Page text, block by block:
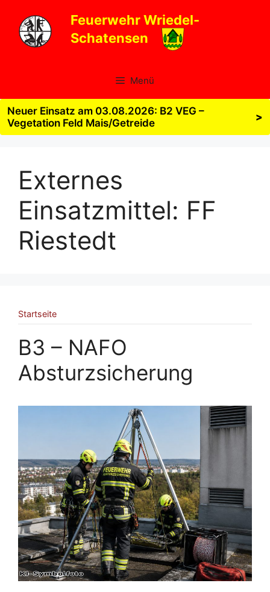
Inhalt
springen
Feuerwehr Wriedel-
Schatensen
Menü
Neuer Einsatz am 03.08.2026: B2 VEG –
Vegetation Feld Mais/Getreide
>
Externes
Einsatzmittel: FF
Riestedt
Startseite
B3 – NAFO
Absturzsicherung